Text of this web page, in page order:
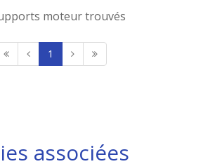
moteur trouvés
1
associées